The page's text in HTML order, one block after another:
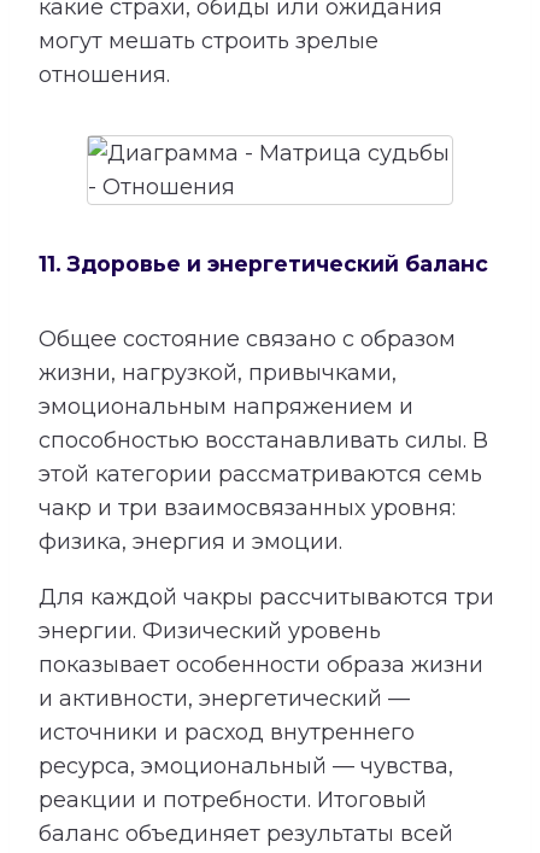
какие страхи, обиды или ожидания
могут мешать строить зрелые
отношения.
11. Здоровье и энергетический баланс
Общее состояние связано с образом
жизни, нагрузкой, привычками,
эмоциональным напряжением и
способностью восстанавливать силы. В
этой категории рассматриваются семь
чакр и три взаимосвязанных уровня:
физика, энергия и эмоции.
Для каждой чакры рассчитываются три
энергии. Физический уровень
показывает особенности образа жизни
и активности, энергетический —
источники и расход внутреннего
ресурса, эмоциональный — чувства,
реакции и потребности. Итоговый
баланс объединяет результаты всей